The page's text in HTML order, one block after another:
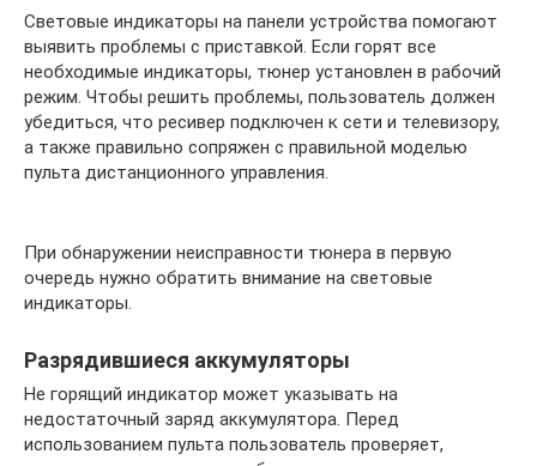
Световые индикаторы на панели устройства помогают
выявить проблемы с приставкой. Если горят все
необходимые индикаторы, тюнер установлен в рабочий
режим. Чтобы решить проблемы, пользователь должен
убедиться, что ресивер подключен к сети и телевизору,
а также правильно сопряжен с правильной моделью
пульта дистанционного управления.
При обнаружении неисправности тюнера в первую
очередь нужно обратить внимание на световые
индикаторы.
Разрядившиеся аккумуляторы
Не горящий индикатор может указывать на
недостаточный заряд аккумулятора. Перед
использованием пульта пользователь проверяет,